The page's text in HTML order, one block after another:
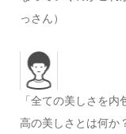
っさん）
「全ての美しさを
高の美しさとは何か